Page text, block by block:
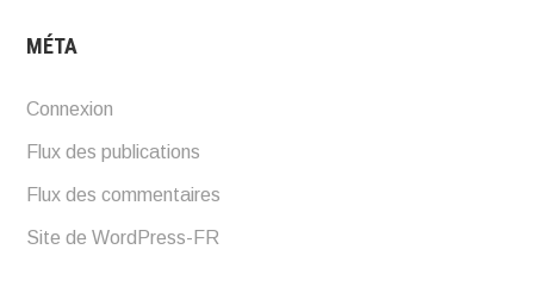
MÉTA
Connexion
Flux des publications
Flux des commentaires
Site de WordPress-FR